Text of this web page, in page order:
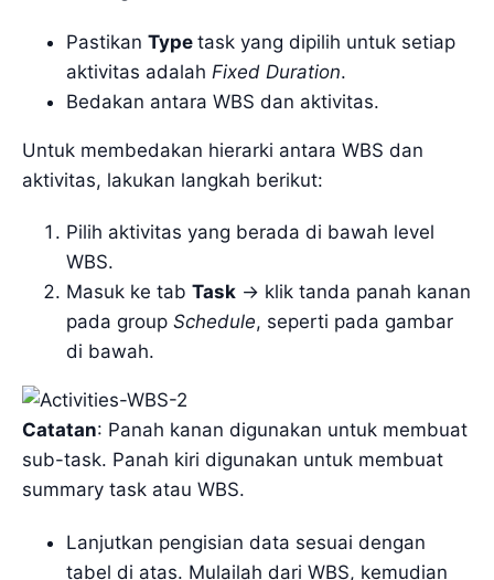
Pastikan Type task yang dipilih untuk setiap
aktivitas adalah Fixed Duration.
Bedakan antara WBS dan aktivitas.
Untuk membedakan hierarki antara WBS dan
aktivitas, lakukan langkah berikut:
Pilih aktivitas yang berada di bawah level
WBS.
Masuk ke tab Task -> klik tanda panah kanan
pada group Schedule, seperti pada gambar
di bawah.
Catatan: Panah kanan digunakan untuk membuat
sub-task. Panah kiri digunakan untuk membuat
summary task atau WBS.
Lanjutkan pengisian data sesuai dengan
tabel di atas. Mulailah dari WBS, kemudian